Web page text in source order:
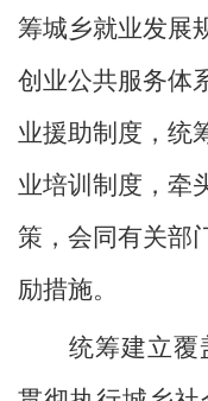
筹城乡就业发展
创业公共服务体
业援助制度，统
业培训制度，牵
策，会同有关部
励措施。
统筹建立覆